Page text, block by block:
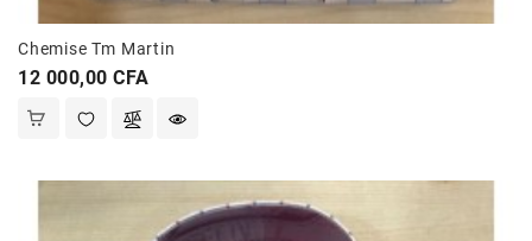
Chemise Tm Martin
Prix
12 000,00 CFA